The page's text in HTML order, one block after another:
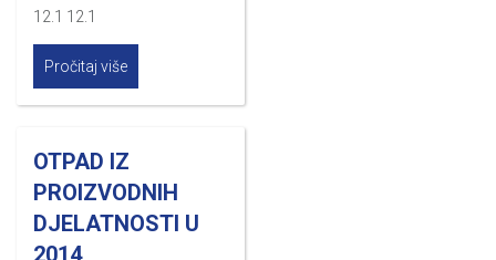
12.1 12.1
Pročitaj više
OTPAD IZ
PROIZVODNIH
DJELATNOSTI U
2014